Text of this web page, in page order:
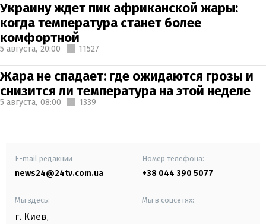
Украину ждет пик африканской жары:
когда температура станет более
комфортной
5 августа, 20:00 11527
Жара не спадает: где ожидаются грозы и
снизится ли температура на этой неделе
5 августа, 08:00 1339
E-mail редакции
news24@24tv.com.ua
Номер телефона:
+38 044 390 5077
Мы здесь:
г. Киев,
Мы в соцсетях: